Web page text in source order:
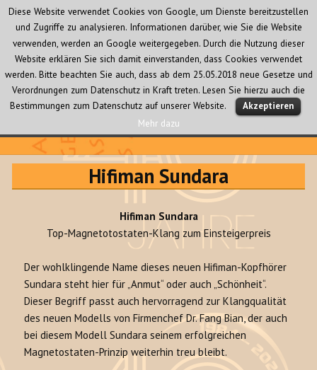
Audio Creativ
MENÜ
UND
Hifiman Sundara
Hifiman Sundara
Top-Magnetotostaten-Klang zum Einsteigerpreis
Der wohlklingende Name dieses neuen Hifiman-Kopfhörer
Sundara steht hier für „Anmut“ oder auch „Schönheit“.
Dieser Begriff passt auch hervorragend zur Klangqualität
des neuen Modells von Firmenchef Dr. Fang Bian, der auch
bei diesem Modell Sundara seinem erfolgreichen
Magnetostaten-Prinzip weiterhin treu bleibt.
Diese Website verwendet Cookies von Google, um Dienste bereitzustellen
und Zugriffe zu analysieren. Informationen darüber, wie Sie die Website
verwenden, werden an Google weitergegeben. Durch die Nutzung dieser
Website erklären Sie sich damit einverstanden, dass Cookies verwendet
werden. Bitte beachten Sie auch, dass ab dem 25.05.2018 neue Gesetze und
Verordnungen zum Datenschutz in Kraft treten. Lesen Sie hierzu auch die
Bestimmungen zum Datenschutz auf unserer Website.
Akzeptieren
Mehr dazu